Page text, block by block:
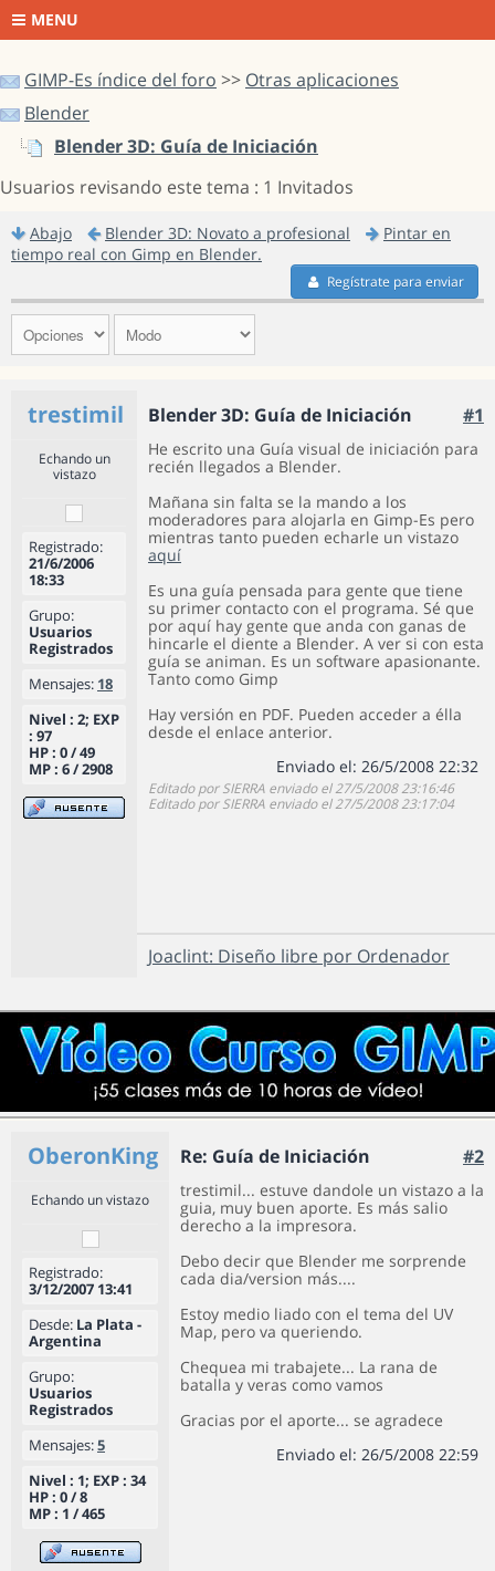
MENU
GIMP-Es índice del foro >> Otras aplicaciones
Blender
Blender 3D: Guía de Iniciación
Usuarios revisando este tema : 1 Invitados
Abajo Blender 3D: Novato a profesional
Pintar en
tiempo real con Gimp en Blender.
Regístrate para enviar
trestimil Blender 3D: Guía de Iniciación #1
Echando un
vistazo
Registrado:
21/6/2006
18:33
Grupo:
Usuarios
Registrados
Mensajes: 18
Nivel : 2; EXP
: 97
HP : 0 / 49
MP : 6 / 2908
He escrito una Guía visual de iniciación para
recién llegados a Blender.
Mañana sin falta se la mando a los
moderadores para alojarla en Gimp-Es pero
mientras tanto pueden echarle un vistazo
aquí
Es una guía pensada para gente que tiene
su primer contacto con el programa. Sé que
por aquí hay gente que anda con ganas de
hincarle el diente a Blender. A ver si con esta
guía se animan. Es un software apasionante.
Tanto como Gimp
Hay versión en PDF. Pueden acceder a élla
desde el enlace anterior.
Enviado el: 26/5/2008 22:32
Editado por SIERRA enviado el 27/5/2008 23:16:46
Editado por SIERRA enviado el 27/5/2008 23:17:04
Joaclint: Diseño libre por Ordenador
OberonKing Re: Guía de Iniciación #2
Echando un vistazo
Registrado:
3/12/2007 13:41
Desde: La Plata -
Argentina
Grupo:
Usuarios
Registrados
Mensajes:5
Nivel : 1; EXP : 34
HP : 0 / 8
MP : 1 / 465
trestimil... estuve dandole un vistazo a la
guia, muy buen aporte. Es más salio
derecho a la impresora.
Debo decir que Blender me sorprende
cada dia/version más....
Estoy medio liado con el tema del UV
Map, pero va queriendo.
Chequea mi trabajete... La rana de
batalla y veras como vamos
Gracias por el aporte... se agradece
Enviado el: 26/5/2008 22:59